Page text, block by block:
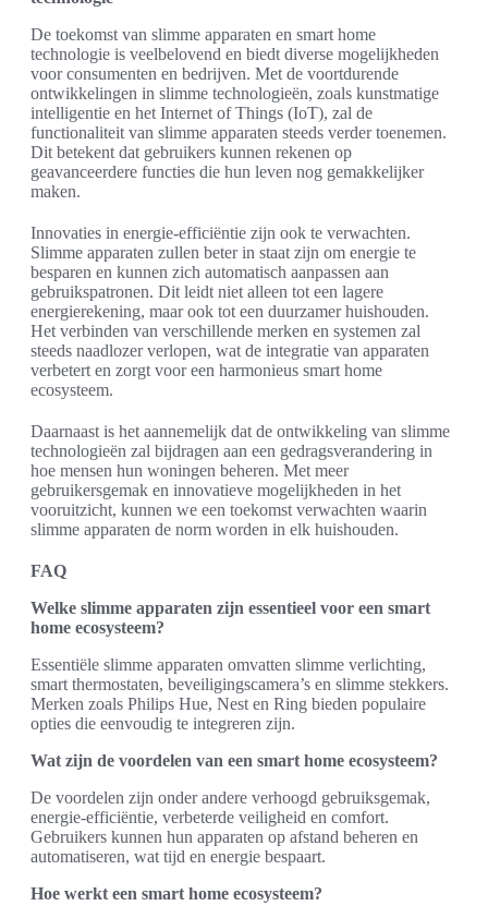
De toekomst van slimme apparaten en smart home
technologie is veelbelovend en biedt diverse mogelijkheden
voor consumenten en bedrijven. Met de voortdurende
ontwikkelingen in slimme technologieën, zoals kunstmatige
intelligentie en het Internet of Things (IoT), zal de
functionaliteit van slimme apparaten steeds verder toenemen.
Dit betekent dat gebruikers kunnen rekenen op
geavanceerdere functies die hun leven nog gemakkelijker
maken.
Innovaties in energie-efficiëntie zijn ook te verwachten.
Slimme apparaten zullen beter in staat zijn om energie te
besparen en kunnen zich automatisch aanpassen aan
gebruikspatronen. Dit leidt niet alleen tot een lagere
energierekening, maar ook tot een duurzamer huishouden.
Het verbinden van verschillende merken en systemen zal
steeds naadlozer verlopen, wat de integratie van apparaten
verbetert en zorgt voor een harmonieus smart home
ecosysteem.
Daarnaast is het aannemelijk dat de ontwikkeling van slimme
technologieën zal bijdragen aan een gedragsverandering in
hoe mensen hun woningen beheren. Met meer
gebruikersgemak en innovatieve mogelijkheden in het
vooruitzicht, kunnen we een toekomst verwachten waarin
slimme apparaten de norm worden in elk huishouden.
FAQ
Welke slimme apparaten zijn essentieel voor een smart
home ecosysteem?
Essentiële slimme apparaten omvatten slimme verlichting,
smart thermostaten, beveiligingscamera’s en slimme stekkers.
Merken zoals Philips Hue, Nest en Ring bieden populaire
opties die eenvoudig te integreren zijn.
Wat zijn de voordelen van een smart home ecosysteem?
De voordelen zijn onder andere verhoogd gebruiksgemak,
energie-efficiëntie, verbeterde veiligheid en comfort.
Gebruikers kunnen hun apparaten op afstand beheren en
automatiseren, wat tijd en energie bespaart.
Hoe werkt een smart home ecosysteem?